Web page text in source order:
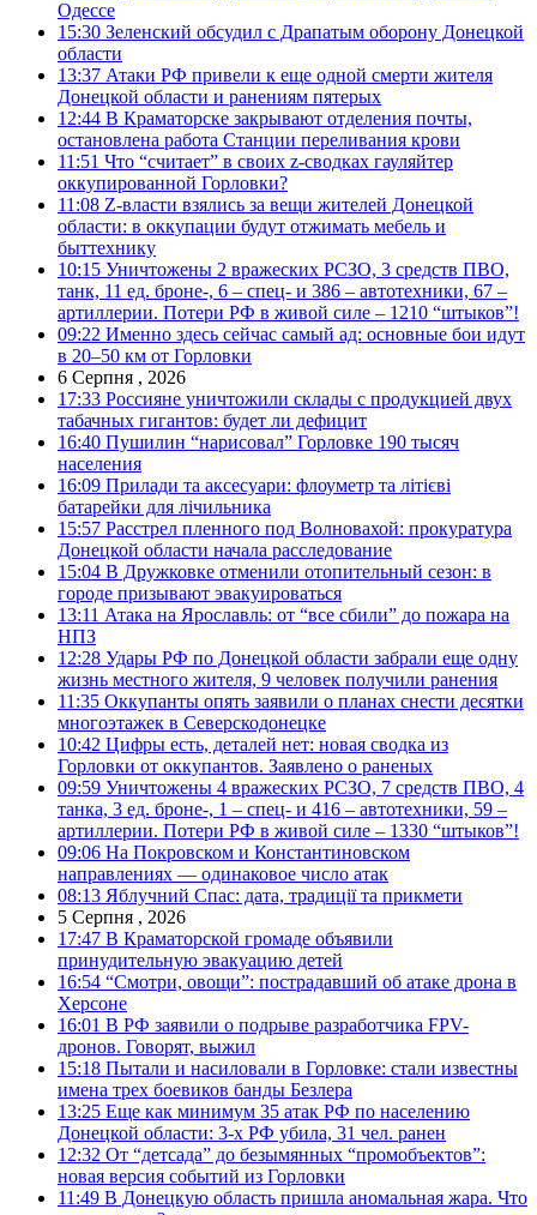
Одессе
15:30 Зеленский обсудил с Драпатым оборону Донецкой
области
13:37 Атаки РФ привели к еще одной смерти жителя
Донецкой области и ранениям пятерых
12:44 В Краматорске закрывают отделения почты,
остановлена работа Станции переливания крови
11:51 Что “считает” в своих z-сводках гауляйтер
оккупированной Горловки?
11:08 Z-власти взялись за вещи жителей Донецкой
области: в оккупации будут отжимать мебель и
быттехнику
10:15 Уничтожены 2 вражеских РСЗО, 3 средств ПВО,
танк, 11 ед. броне-, 6 – спец- и 386 – автотехники, 67 –
артиллерии. Потери РФ в живой силе – 1210 “штыков”!
09:22 Именно здесь сейчас самый ад: основные бои идут
в 20–50 км от Горловки
6 Серпня , 2026
17:33 Россияне уничтожили склады с продукцией двух
табачных гигантов: будет ли дефицит
16:40 Пушилин “нарисовал” Горловке 190 тысяч
населения
16:09 Прилади та аксесуари: флоуметр та літієві
батарейки для лічильника
15:57 Расстрел пленного под Волновахой: прокуратура
Донецкой области начала расследование
15:04 В Дружковке отменили отопительный сезон: в
городе призывают эвакуироваться
13:11 Атака на Ярославль: от “все сбили” до пожара на
НПЗ
12:28 Удары РФ по Донецкой области забрали еще одну
жизнь местного жителя, 9 человек получили ранения
11:35 Оккупанты опять заявили о планах снести десятки
многоэтажек в Северскодонецке
10:42 Цифры есть, деталей нет: новая сводка из
Горловки от оккупантов. Заявлено о раненых
09:59 Уничтожены 4 вражеских РСЗО, 7 средств ПВО, 4
танка, 3 ед. броне-, 1 – спец- и 416 – автотехники, 59 –
артиллерии. Потери РФ в живой силе – 1330 “штыков”!
09:06 На Покровском и Константиновском
направлениях — одинаковое число атак
08:13 Яблучний Спас: дата, традиції та прикмети
5 Серпня , 2026
17:47 В Краматорской громаде объявили
принудительную эвакуацию детей
16:54 “Смотри, овощи”: пострадавший об атаке дрона в
Херсоне
16:01 В РФ заявили о подрыве разработчика FPV-
дронов. Говорят, выжил
15:18 Пытали и насиловали в Горловке: стали известны
имена трех боевиков банды Безлера
13:25 Еще как минимум 35 атак РФ по населению
Донецкой области: 3-х РФ убила, 31 чел. ранен
12:32 От “детсада” до безымянных “промобъектов”:
новая версия событий из Горловки
11:49 В Донецкую область пришла аномальная жара. Что